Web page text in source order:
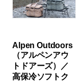
Alpen Outdoors
（アルペンアウ
トドアーズ）／
高保冷ソフトク